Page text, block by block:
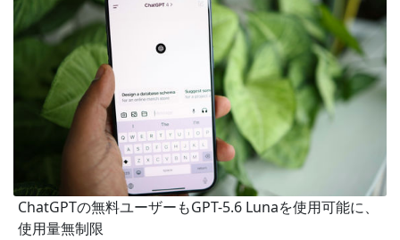
ChatGPTの無料ユーザーもGPT-5.6 Lunaを使用可能に、
使用量無制限